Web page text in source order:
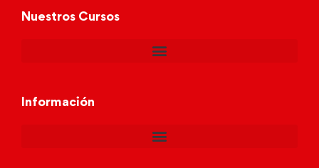
Nuestros Cursos
Información